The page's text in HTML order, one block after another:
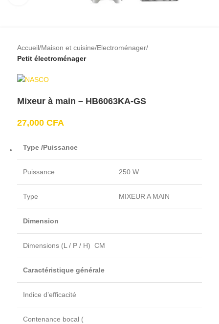
Accueil Maison et cuisine Electroménager
Petit électroménager
Mixeur à main – HB6063KA-GS
27,000 CFA
Type /Puissance
Puissance 250 W
Type MIXEUR A MAIN
Dimension
Dimensions (L / P / H) CM
Caractéristique générale
Indice d’efficacité
Contenance bocal (